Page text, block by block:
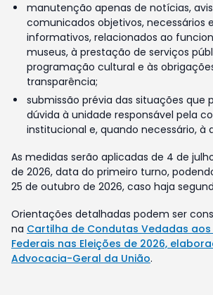
manutenção apenas de notícias,
comunicados objetivos, necessários
informativos, relacionados ao
museus, à prestação de serviços
programação cultural e às
transparência;
submissão prévia das situações que
dúvida à unidade responsável pela
institucional e, quando necessário, à
As medidas serão aplicadas de 4 de
de 2026, data do primeiro turno,
25 de outubro de 2026, caso haja
Orientações detalhadas podem ser
na Cartilha de Condutas Vedadas aos
Federais nas Eleições de 2026,
Advocacia-Geral da União.